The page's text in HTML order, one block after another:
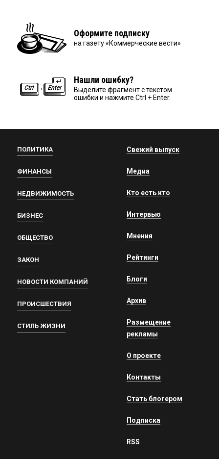
Оформите подписку
на газету «Коммерческие вести»
Нашли ошибку?
Выделите фрагмент с текстом
ошибки и нажмите Ctrl + Enter.
ПОЛИТИКА
ФИНАНСЫ
НЕДВИЖИМОСТЬ
БИЗНЕС
ОБЩЕСТВО
ЗАКОН
НОВОСТИ КОМПАНИЙ
ПРОИСШЕСТВИЯ
СТИЛЬ ЖИЗНИ
Свежий выпуск
Медиа
Кто есть кто
Интервью
Мнения
Рейтинги
Блоги
Архив
Размещение
рекламы
О проекте
Контакты
Стать блогером
Подписка
RSS